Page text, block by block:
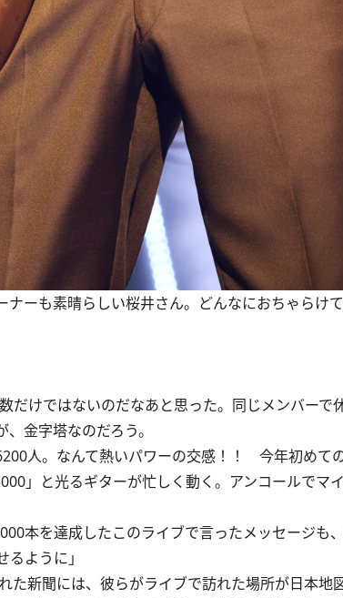
ーも素晴らしい桜井さん。どんなにおちゃらけ
けではないのだなあと思った。同じメンバーで
金字塔なのだろう。
人。なんて熱いパワーの交感！！ 今年初めて
」と光るギターが忙しく動く。アンコールでマ
本を達成したこのライブで言ったメッセージも
ように」
新聞には、彼らがライブで訪れた場所が日本地